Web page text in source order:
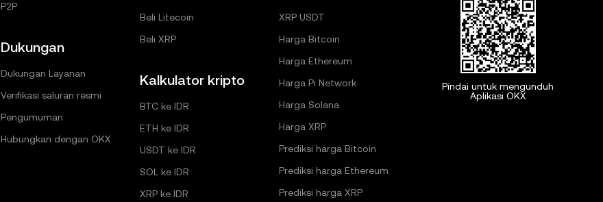
P2P
Dukungan
Dukungan Layanan
Verifikasi saluran resmi
Pengumuman
Hubungkan dengan OKX
Beli Litecoin
Beli XRP
Kalkulator kripto
BTC ke IDR
ETH ke IDR
USDT ke IDR
SOL ke IDR
XRP ke IDR
XRP USDT
Harga Bitcoin
Harga Ethereum
Harga Pi Network
Harga Solana
Harga XRP
Prediksi harga Bitcoin
Prediksi harga Ethereum
Prediksi harga XRP
Pindai untuk mengunduh
Aplikasi OKX